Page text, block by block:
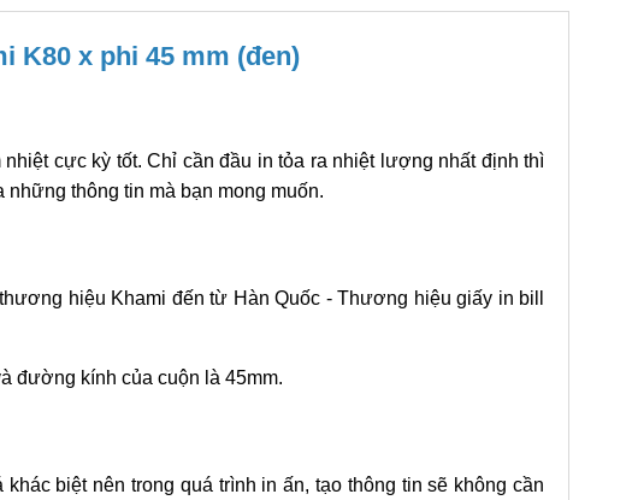
K80 x phi 45 mm (đen)
cực kỳ tốt. Chỉ cần đầu in tỏa ra nhiệt lượng nhất định thì
những thông tin mà bạn mong muốn.
hiệu Khami đến từ Hàn Quốc - Thương hiệu giấy in bill
đường kính của cuộn là 45mm.
biệt nên trong quá trình in ấn, tạo thông tin sẽ không cần